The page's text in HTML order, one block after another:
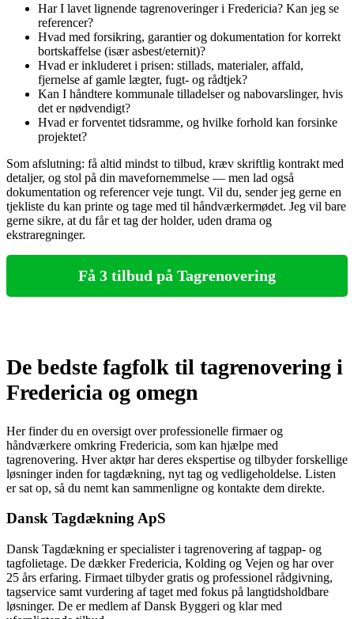
Har I lavet lignende tagrenoveringer i Fredericia? Kan jeg se
referencer?
Hvad med forsikring, garantier og dokumentation for korrekt
bortskaffelse (især asbest/eternit)?
Hvad er inkluderet i prisen: stillads, materialer, affald,
fjernelse af gamle lægter, fugt- og råd­tjek?
Kan I håndtere kommunale tilladelser og nabo­varslinger, hvis
det er nødvendigt?
Hvad er forventet tidsramme, og hvilke forhold kan forsinke
projektet?
Som afslutning: få altid mindst to tilbud, kræv skriftlig kontrakt med
detaljer, og stol på din mavefornemmelse — men lad også
dokumentation og referencer veje tungt. Vil du, sender jeg gerne en
tjekliste du kan printe og tage med til håndværkermødet. Jeg vil bare
gerne sikre, at du får et tag der holder, uden drama og
ekstraregninger.
Få 3 tilbud på Tagrenovering
De bedste fagfolk til tagrenovering i
Fredericia og omegn
Her finder du en oversigt over professionelle firmaer og
håndværkere omkring Fredericia, som kan hjælpe med
tagrenovering. Hver aktør har deres ekspertise og tilbyder forskellige
løsninger inden for tagdækning, nyt tag og vedligeholdelse. Listen
er sat op, så du nemt kan sammenligne og kontakte dem direkte.
Dansk Tagdækning ApS
Dansk Tagdækning er specialister i tagrenovering af tagpap- og
tagfolietage. De dækker Fredericia, Kolding og Vejen og har over
25 års erfaring. Firmaet tilbyder gratis og professionel rådgivning,
tagservice samt vurdering af taget med fokus på langtidsholdbare
løsninger. De er medlem af Dansk Byggeri og klar med